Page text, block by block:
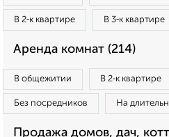
В 2‑к квартире В 3‑к квартире
Аренда комнат (214)
В общежитии В 2‑к квартире
Без посредников На
Продажа домов, дач,